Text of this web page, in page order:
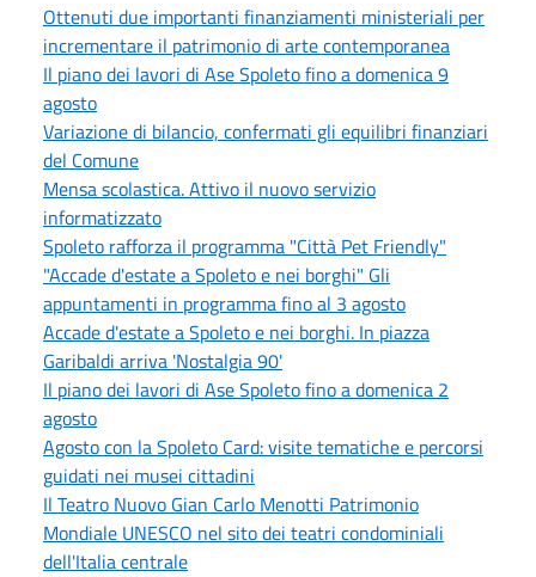
Ottenuti due importanti finanziamenti ministeriali per
incrementare il patrimonio di arte contemporanea
Il piano dei lavori di Ase Spoleto fino a domenica 9
agosto
Variazione di bilancio, confermati gli equilibri finanziari
del Comune
Mensa scolastica. Attivo il nuovo servizio
informatizzato
Spoleto rafforza il programma "Città Pet Friendly"
"Accade d'estate a Spoleto e nei borghi" Gli
appuntamenti in programma fino al 3 agosto
Accade d'estate a Spoleto e nei borghi. In piazza
Garibaldi arriva 'Nostalgia 90'
Il piano dei lavori di Ase Spoleto fino a domenica 2
agosto
Agosto con la Spoleto Card: visite tematiche e percorsi
guidati nei musei cittadini
Il Teatro Nuovo Gian Carlo Menotti Patrimonio
Mondiale UNESCO nel sito dei teatri condominiali
dell'Italia centrale